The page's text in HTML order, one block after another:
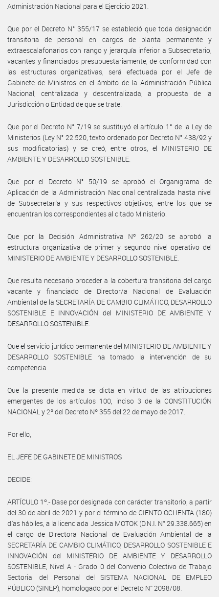
Administración Nacional para el Ejercicio 2021.
Que por el Decreto N° 355/17 se estableció que toda designación
transitoria de personal en cargos de planta permanente y
extraescalafonarios con rango y jerarquía inferior a Subsecretario,
vacantes y financiados presupuestariamente, de conformidad con
las estructuras organizativas, será efectuada por el Jefe de
Gabinete de Ministros en el ámbito de la Administración Pública
Nacional, centralizada y descentralizada, a propuesta de la
Jurisdicción o Entidad de que se trate.
Que por el Decreto N° 7/19 se sustituyó el artículo 1° de la Ley de
Ministerios (Ley N° 22.520, texto ordenado por Decreto N° 438/92 y
sus modificatorias) y se creó, entre otros, el MINISTERIO DE
AMBIENTE Y DESARROLLO SOSTENIBLE.
Que por el Decreto N° 50/19 se aprobó el Organigrama de
Aplicación de la Administración Nacional centralizada hasta nivel
de Subsecretaría y sus respectivos objetivos, entre los que se
encuentran los correspondientes al citado Ministerio.
Que por la Decisión Administrativa Nº 262/20 se aprobó la
estructura organizativa de primer y segundo nivel operativo del
MINISTERIO DE AMBIENTE Y DESARROLLO SOSTENIBLE.
Que resulta necesario proceder a la cobertura transitoria del cargo
vacante y financiado de Director/a Nacional de Evaluación
Ambiental de la SECRETARÍA DE CAMBIO CLIMÁTICO, DESARROLLO
SOSTENIBLE E INNOVACIÓN del MINISTERIO DE AMBIENTE Y
DESARROLLO SOSTENIBLE.
Que el servicio jurídico permanente del MINISTERIO DE AMBIENTE Y
DESARROLLO SOSTENIBLE ha tomado la intervención de su
competencia.
Que la presente medida se dicta en virtud de las atribuciones
emergentes de los artículos 100, inciso 3 de la CONSTITUCIÓN
NACIONAL y 2º del Decreto Nº 355 del 22 de mayo de 2017.
Por ello,
EL JEFE DE GABINETE DE MINISTROS
DECIDE:
ARTÍCULO 1º.- Dase por designada con carácter transitorio, a partir
del 30 de abril de 2021 y por el término de CIENTO OCHENTA (180)
días hábiles, a la licenciada Jessica MOTOK (D.N.I. N° 29.338.665) en
el cargo de Directora Nacional de Evaluación Ambiental de la
SECRETARÍA DE CAMBIO CLIMÁTICO, DESARROLLO SOSTENIBLE E
INNOVACIÓN del MINISTERIO DE AMBIENTE Y DESARROLLO
SOSTENIBLE, Nivel A - Grado 0 del Convenio Colectivo de Trabajo
Sectorial del Personal del SISTEMA NACIONAL DE EMPLEO
PÚBLICO (SINEP), homologado por el Decreto N° 2098/08.